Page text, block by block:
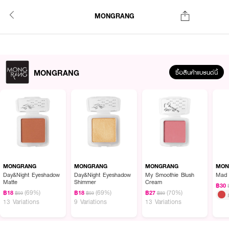
MONGRANG
MONGRANG ซื้อสินค้าแบรนด์นี้
MONGRANG
Day&Night Eyeshadow
Matte
฿18 ฿59 (69%)
13 Variations
MONGRANG
Day&Night Eyeshadow
Shimmer
฿18 ฿59 (69%)
9 Variations
MONGRANG
My Smoothie Blush
Cream
฿27 ฿89 (70%)
13 Variations
฿30